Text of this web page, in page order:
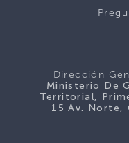
Dirección
Ministerio De
Territorial,
15 Av. Norte,